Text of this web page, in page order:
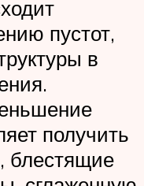
пустот,
в
получить
блестящие